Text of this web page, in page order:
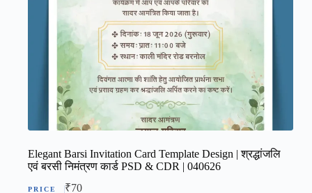
Elegant Barsi Invitation Card Template Design | श्रद्धांजलि
एवं बरसी निमंत्रण कार्ड PSD & CDR | 040626
₹70